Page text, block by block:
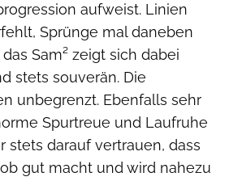
aufweist. Linien
Sprünge mal daneben
Sam² zeigt sich dabei
stets souverän. Die
unbegrenzt. Ebenfalls sehr
Spurtreue und Laufruhe
stets darauf vertrauen, dass
gut macht und wird nahezu